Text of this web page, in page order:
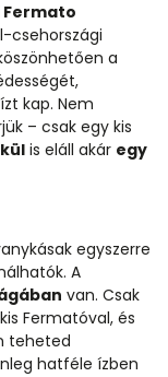
csehországi
a
kap. Nem
– csak egy kis
is eláll akár egy
egyszerre
A
van. Csak
Fermatóval, és
teheted
hatféle ízben